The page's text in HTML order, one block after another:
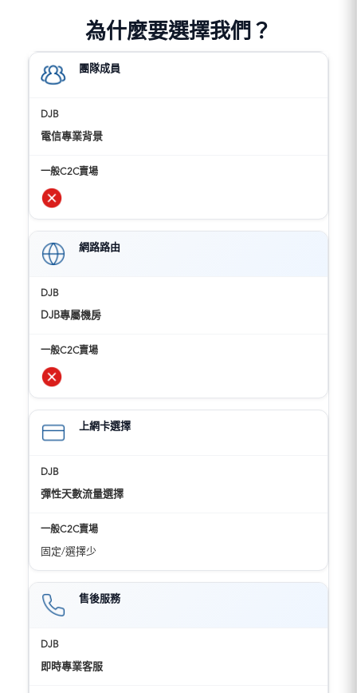
為什麼要選擇我們？
團隊成員
電信專業背景
網路路由
DJB專屬機房
上網卡選擇
彈性天數流量選擇
固定/選擇少
售後服務
即時專業客服